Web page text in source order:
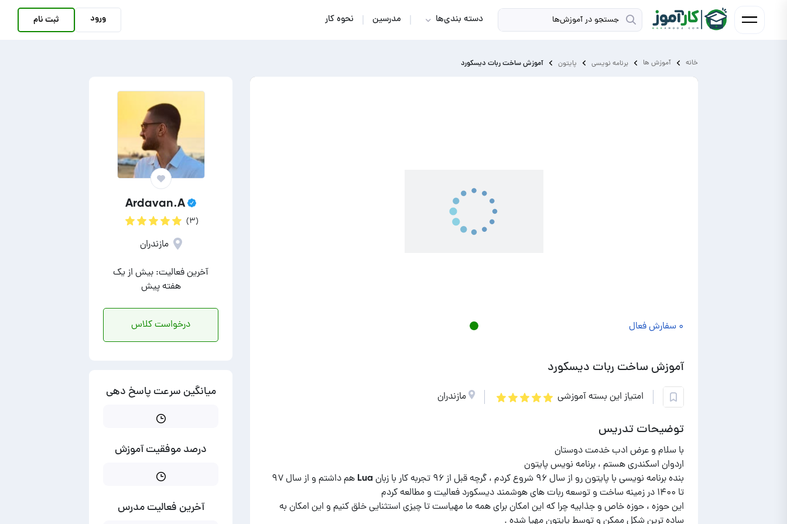
دسته بندی‌ها مدرسین نحوه کار ورود ثبت نام
خانه آموزش ‌ها برنامه نویسی پایتون آموزش ساخت ربات دیسکورد
۰ سفارش فعال
آموزش ساخت ربات دیسکورد
امتیاز این بسته آموزشی مازندران
توضیحات تدریس
بنده برنامه نویسی با پایتون رو از سال ۹۶ شروع کردم ، گرچه قبل از ۹۶ تجربه کار با زبان Lua هم داشتم و از سال ۹۷
این حوزه ، حوزه خاص و جذابیه چرا که این امکان برای همه ما مهیاست تا چیزی استثنایی خلق کنیم و این امکان به
Ardavan.A
(۳)
مازندران
آخرین فعالیت: بیش از یک
هفته پیش
درخواست کلاس
میانگین سرعت پاسخ دهی
درصد موفقیت آموزش
آخرین فعالیت مدرس